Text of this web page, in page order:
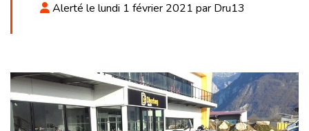
Alerté le lundi 1 février 2021 par Dru13